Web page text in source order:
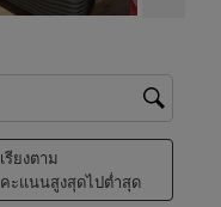
นหา
เรียงตาม
คะแนนสูงสุดไปต่ำสุด